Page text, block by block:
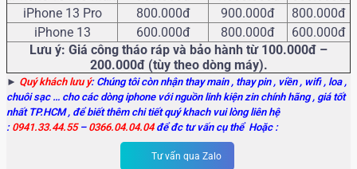
iPhone 13 Pro
800.000đ 900.000đ
800.000đ
iPhone 13
600.000đ 800.000đ
600.000đ
Lưu ý: Giá công tháo ráp và bảo hành từ 100.000đ –
200.000đ (tùy theo dòng máy).
► Quý khách lưu ý: Chúng tôi còn nhận thay main, thay pin , viền , wifi , loa ,
chuôi sạc … cho các dòng iphone với nguồn linh kiện zin chính hãng , giá tốt
nhất TP.HCM , để biết thêm chi tiết quý khach vui lòng liên hệ
: 0941.33.44.55– 0366.04.04.04để đc tư vấn cụ thể Hoặc :
Tư vấn qua Zalo